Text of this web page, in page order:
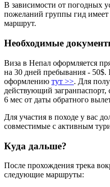
В зависимости от погодных
пожеланий группы гид имеет
маршрут.
Необходимые
Виза в Непал оформляется
на 30 дней пребывания -
оформлению тут >>. Для
действующий загранпаспорт,
6 мес от даты обратного
Для участия в походе у вас
совместимые с активным
Куда дальше?
После прохождения трека
следующие маршруты: